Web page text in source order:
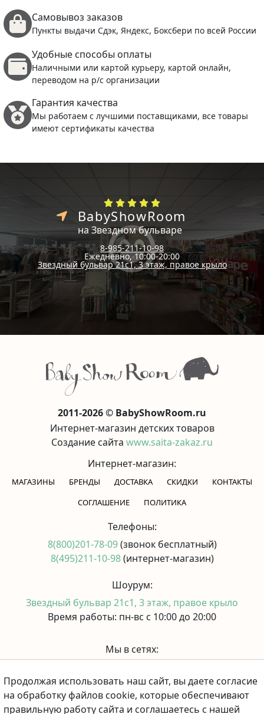
Самовывоз заказов
Пункты выдачи Сдэк, Яндекс, Боксбери по всей России
Удобные способы оплаты
Наличными или картой курьеру, картой онлайн,
переводом на р/с организации
Гарантия качества
Мы работаем с лучшими поставщиками, все товары
имеют сертификаты качества
BabyShowRoom
на Звездном бульваре
8-985-211-10-98
Ежедневно, 10:00-20:00
Звездный бульвар 21с1, 3 этаж, правое крыло
2011-2026 © BabyShowRoom.ru
Интернет-магазин детских товаров
Создание сайта www.saita-zakaz.ru
Интернет-магазин:
МАГАЗИНЫ БРЕНДЫ ДОСТАВКА СКИДКИ
КОНТАКТЫ
CОГЛАШЕНИЕ
ПОЛИТИКА
Телефоны:
8(800)201-78-09(звонок бесплатный)
8(495)211-10-98(интернет-магазин)
Шоурум:
Звездный бульвар 21с1, 3 этаж, правое крыло
Время работы: пн-вс с 10:00 до 20:00
Мы в сетях:
Принимаем к оплате:
Продолжая использовать наш сайт, вы даете согласие
на обработку файлов cookie, которые обеспечивают
правильную работу сайта и соглашаетесь с нашей